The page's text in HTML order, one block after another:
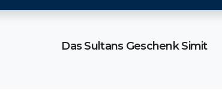
Das Sultans Geschenk Simit